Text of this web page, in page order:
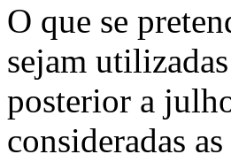
O que se
sejam
posterior a
consideradas